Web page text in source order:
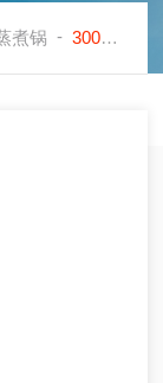
煮锅 - 300海产品加工设备海参负压蒸煮锅 夹层锅